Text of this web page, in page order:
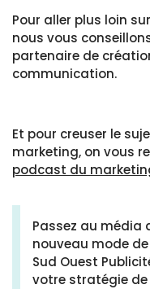
Pour aller plus loin
nous vous
partenaire de
communication.
Et pour creuser le
marketing, on vous
podcast du
Passez au média
nouveau mode
Sud Ouest
votre stratégie